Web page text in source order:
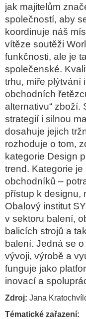
jak majitelům
společností, aby
koordinuje náš
vítěze soutěži
funkčnosti, ale je
společenské.
trhu, míře plýtvání
obchodních
alternativu“ zboží.
strategií i silnou
dosahuje jejich
rozhoduje o tom,
kategorie Design
trend. Kategorie
obchodníků –
přístup k designu,
Obalový institut
v sektoru balení,
balicích strojů a
balení. Jedná se
vývoji, výrobě a
funguje jako
inovací a
Zdroj: Jana
Tématické zařazení: